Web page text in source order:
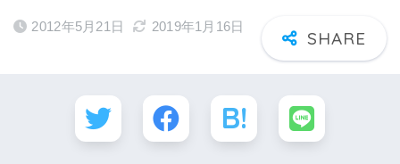
2012年5月21日 2019年1月16日